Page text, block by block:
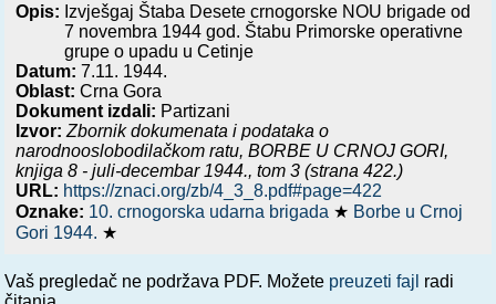
Opis: Izvješgaj Štaba Desete crnogorske NOU brigade od
7 novembra 1944 god. Štabu Primorske operativne
grupe o upadu u Cetinje
Datum:7.11. 1944.
Oblast: Crna Gora
Dokument izdali: Partizani
Izvor: Zbornik dokumenata i podataka o
narodnooslobodilačkom ratu,BORBE U CRNOJ GORI,
knjiga 8 - juli-decembar 1944., tom 3 (strana 422.)
URL: https://znaci.org/zb/4_3_8.pdf#page=422
Oznake: 10. crnogorska udarna brigada ★ Borbe u Crnoj
Gori 1944. ★
Vaš pregledač ne podržava PDF. Možete preuzeti fajl radi